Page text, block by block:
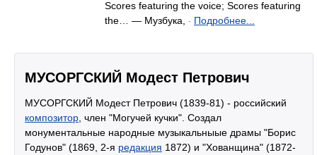
Scores featuring the voice; Scores featuring
the… — Музбука,
- Подробнее...
МУСОРГСКИЙ Модест Петрович
МУСОРГСКИЙ Модест Петрович (1839-81) - российский
композитор , член "Могучей кучки". Создал
монументальные народные музыкальныые драмы "Борис
Годунов" (1869, 2-я редакция 1872) и "Хованщина" (1872-